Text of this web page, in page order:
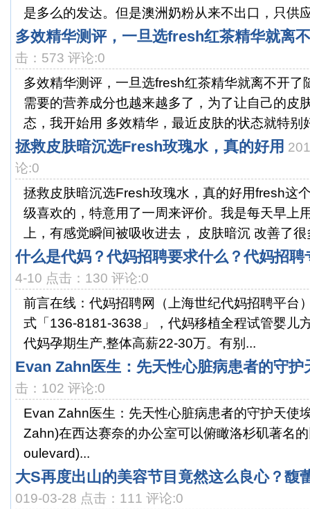
是多么的发达。但是澳洲奶粉从来不出口，只供
多效精华测评，一旦选fresh红茶精华就离
击：573 评论:0
多效精华测评，一旦选fresh红茶精华就离不开了
需要的营养成分也越来越多了，为了让自己的皮
态，我开始用 多效精华，最近皮肤的状态就特别
拯救皮肤暗沉选Fresh玫瑰水，真的好用
论:0
拯救皮肤暗沉选Fresh玫瑰水，真的好用fresh这
级喜欢的，特意用了一周来评价。我是每天早上
上，有感觉瞬间被吸收进去， 皮肤暗沉 改善了很
什么是代妈？代妈招聘要求什么？代妈招聘
4-10 点击：130 评论:0
前言在线：代妈招聘网（上海世纪代妈招聘平台
式「136-8181-3638」，代妈移植全程试管婴儿
代妈孕期生产,整体高薪22-30万。有别...
Evan Zahn医生：先天性心脏病患者的守护
击：102 评论:0
Evan Zahn医生：先天性心脏病患者的守护天使
Zahn)在西达赛奈的办公室可以俯瞰洛杉矶著名
oulevard)...
大S再度出山的美容节目竟然这么良心？馥
019-03-28 点击：111 评论:0